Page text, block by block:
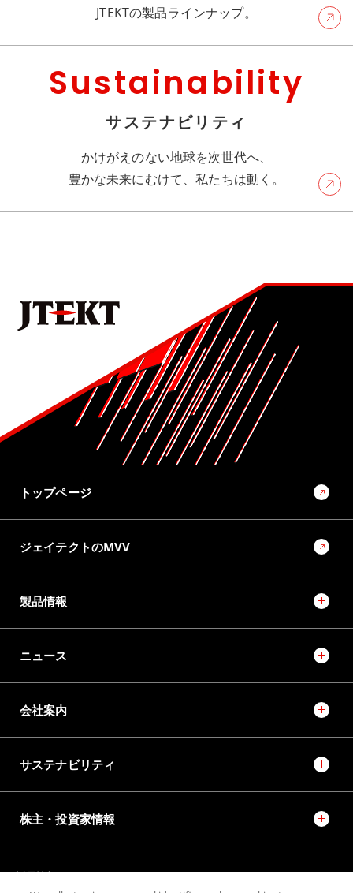
JTEKTの製品ラインナップ。
Sustainability
サステナビリティ
かけがえのない地球を次世代へ、
豊かな未来にむけて、私たちは動く。
トップページ
ジェイテクトのMVV
製品情報
ニュース
会社案内
サステナビリティ
株主・投資家情報
採用情報 JTEKT STORIES
JTEKT SPORTS